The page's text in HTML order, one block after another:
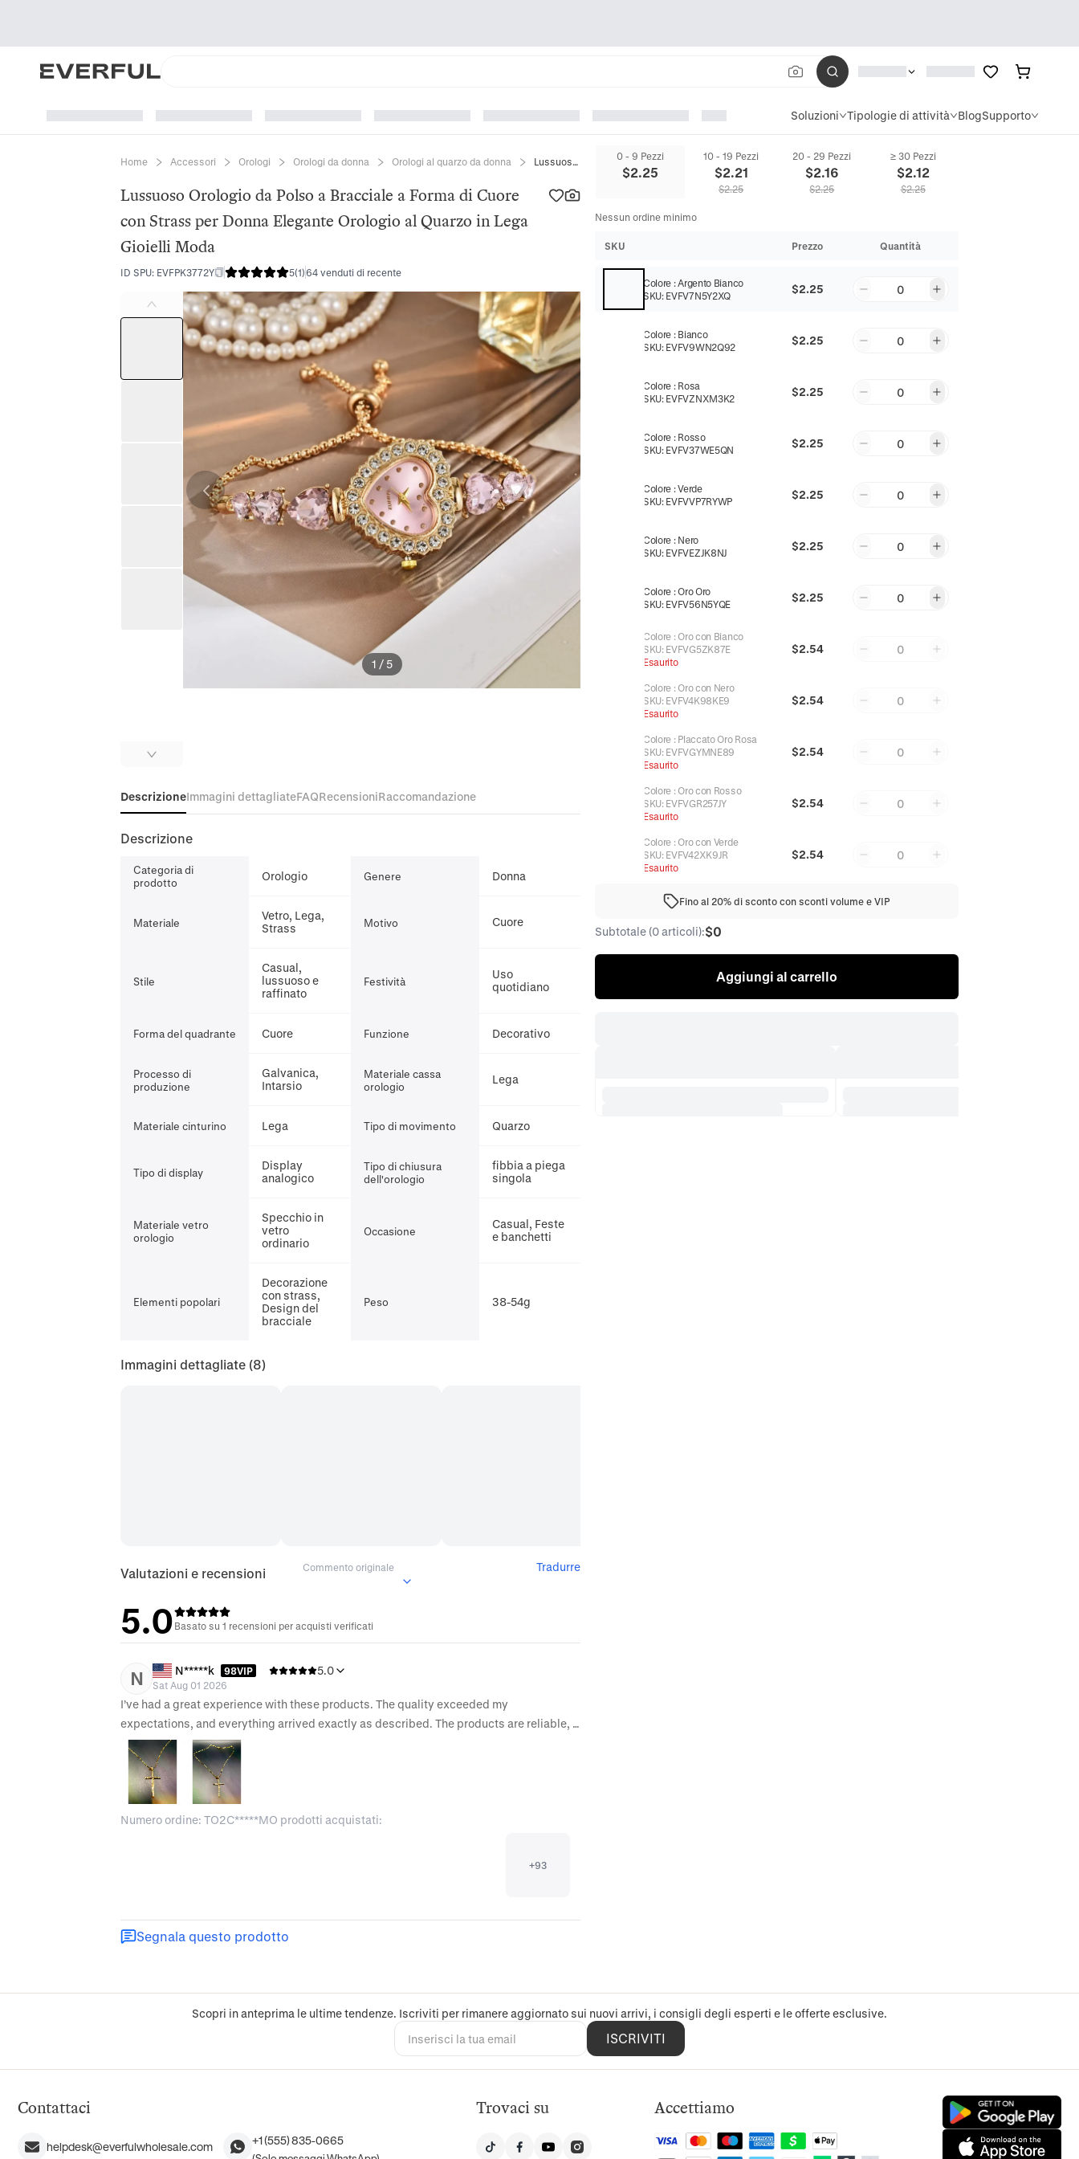
Soluzioni Tipologie di attività BlogSupporto
Home Accessori Orologi Orologi da donna Orologi al quarzo da donna Lussuoso Orologio da Polso a Bracciale a Forma di Cuore con Strass per Donna Elegante Orologio al Quarzo in Lega Gioielli Moda
Lussuoso Orologio da Polso a Bracciale a Forma di Cuore
con Strass per Donna Elegante Orologio al Quarzo in Lega
Gioielli Moda
ID SPU: EVFPK3772Y 5(1)64 venduti di recente
1 / 5
DescrizioneImmagini dettagliateFAQRecensioniRaccomandazione
Descrizione
Categoria di
prodotto
Orologio Genere Donna
Materiale
Vetro, Lega,
Strass
Motivo Cuore
Stile
Casual,
lussuoso e
raffinato
Festività
Uso
quotidiano
Forma del quadrante Cuore Funzione Decorativo
Processo di
produzione
Galvanica,
Intarsio
Materiale cassa
orologio
Lega
Materiale cinturino Lega Tipo di movimento Quarzo
Tipo di display
Display
analogico
Tipo di chiusura
dell'orologio
fibbia a piega
singola
Materiale vetro
orologio
Specchio in
vetro
ordinario
Occasione
Casual, Feste
e banchetti
Elementi popolari
Decorazione
con strass,
Design del
bracciale
Peso 38-54g
Immagini dettagliate (8)
Valutazioni e recensioni Commento originale Tradurre
5.0Basato su 1 recensioni per acquisti verificati
N N*****k 98VIP 5.0
Sat Aug 01 2026
I’ve had a great experience with these products. The quality exceeded my
expectations, and everything arrived exactly as described. The products are reliable,
well-made, and definitely worth the purchase. It’s easy to see why they’re so well
received by customers. I’ll definitely be ordering again and highly recommend them to
anyone looking for quality products and excellent service!
Numero ordine: TO2C*****MO prodotti acquistati:
+93
Segnala questo prodotto
0 - 9 Pezzi
$2.25
10 - 19 Pezzi
$2.21
$2.25
20 - 29 Pezzi
$2.16
$2.25
≥ 30 Pezzi
$2.12
$2.25
Nessun ordine minimo
SKU Prezzo Quantità
Colore :Argento Bianco
SKU: EVFV7N5Y2XQ $2.25 0
Colore : Bianco
SKU: EVFV9WN2Q92 $2.25 0
Colore : Rosa
SKU: EVFVZNXM3K2 $2.25 0
Colore : Rosso
SKU: EVFV37WE5QN $2.25 0
Colore :Verde
SKU: EVFVVP7RYWP $2.25 0
Colore : Nero
SKU: EVFVEZJK8NJ $2.25 0
Colore :Oro Oro
SKU: EVFV56N5YQE $2.25 0
Colore : Oro con Bianco
SKU: EVFVG5ZK87E
Esaurito
$2.54 0
Colore : Oro con Nero
SKU: EVFV4K98KE9
Esaurito
$2.54 0
Colore : Placcato Oro Rosa
SKU: EVFVGYMNE89
Esaurito
$2.54 0
Colore : Oro con Rosso
SKU: EVFVGR257JY
Esaurito
$2.54 0
Colore : Oro con Verde
SKU: EVFV42XK9JR
Esaurito
$2.54 0
Fino al 20% di sconto con sconti volume e VIP
Subtotale (0 articoli):$0
Aggiungi al carrello
Scopri in anteprima le ultime tendenze. Iscriviti per rimanere aggiornato sui nuovi arrivi, i consigli degli esperti e le offerte esclusive.
ISCRIVITI
Contattaci
helpdesk@everfulwholesale.com +1 (555) 835-0665
Trovaci su Accettiamo